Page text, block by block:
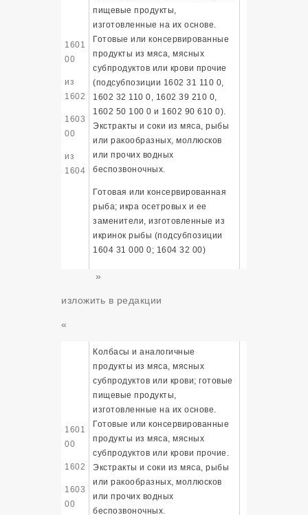
1601
00
из
1602
1603
00
из
1604
пищевые продукты,
изготовленные на их основе.
Готовые или консервированные
продукты из мяса, мясных
субпродуктов или крови прочие
(подсубпозиции 1602 31 110 0,
1602 32 110 0, 1602 39 210 0,
1602 50 100 0 и 1602 90 610 0).
Экстракты и соки из мяса, рыбы
или ракообразных, моллюсков
или прочих водных
беспозвоночных.
Готовая или консервированная
рыба; икра осетровых и ее
заменители, изготовленные из
икринок рыбы (подсубпозиции
1604 31 000 0; 1604 32 00)
»
изложить в редакции
«
1601
00
1602
1603
00
Колбасы и аналогичные
продукты из мяса, мясных
субпродуктов или крови; готовые
пищевые продукты,
изготовленные на их основе.
Готовые или консервированные
продукты из мяса, мясных
субпродуктов или крови прочие.
Экстракты и соки из мяса, рыбы
или ракообразных, моллюсков
или прочих водных
беспозвоночных.